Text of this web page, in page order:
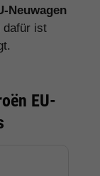
Neuwagen
dafür ist
EU-